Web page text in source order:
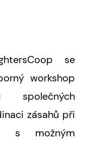
se
workshop
zásahů při
s možným